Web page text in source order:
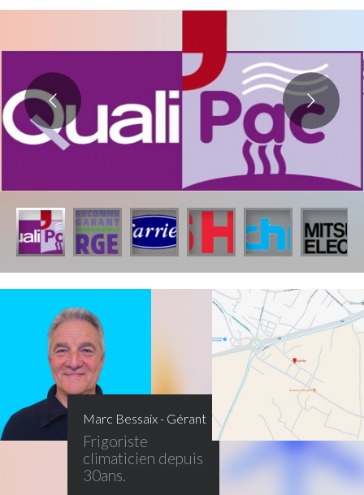
Frigoriste
climaticien depuis
30ans.
Marc Bessaix - Gérant